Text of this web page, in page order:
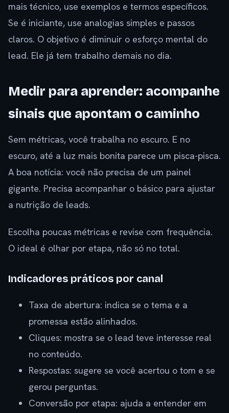
mais técnico, use exemplos e termos específicos.
Se é iniciante, use analogias simples e passos
claros. O objetivo é diminuir o esforço mental do
lead. Ele já tem trabalho demais no dia.
Medir para aprender: acompanhe
sinais que apontam o caminho
Sem métricas, você trabalha no escuro. E no
escuro, até a luz mais bonita parece um pisca-pisca.
A boa notícia: você não precisa de um painel
gigante. Precisa acompanhar o básico para ajustar
a nutrição de leads.
Escolha poucas métricas e revise com frequência.
O ideal é olhar por etapa, não só no total.
Indicadores práticos por canal
Taxa de abertura: indica se o tema e a
promessa estão alinhados.
Cliques: mostra se o lead teve interesse real
no conteúdo.
Respostas: sugere se você acertou o tom e se
gerou perguntas.
Conversão por etapa: ajuda a entender em